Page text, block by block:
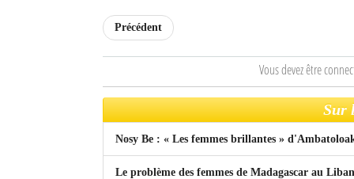
Précédent
Vous devez être
Sur
Nosy Be : « Les femmes brillantes »
Le problème des femmes de Madagascar au Liban